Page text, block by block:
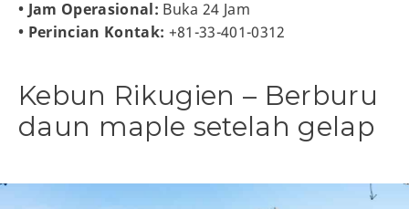
• Jam Operasional: Buka 24 Jam
• Perincian Kontak: +81-33-401-0312
Kebun Rikugien – Berburu
daun maple setelah gelap